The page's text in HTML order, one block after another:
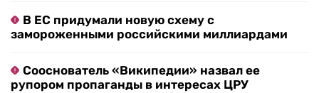
В ЕС придумали новую схему с
замороженными российскими миллиардами
Сооснователь «Википедии» назвал ее
рупором пропаганды в интересах ЦРУ